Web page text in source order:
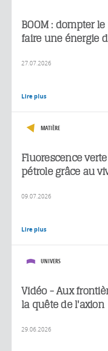
BOOM : dompter
faire une énergie
27.07.2026
Lire plus
MATIÈRE
Fluorescence
pétrole grâce au
09.07.2026
Lire plus
UNIVERS
Vidéo - Aux
la quête de l'axion
29.06.2026